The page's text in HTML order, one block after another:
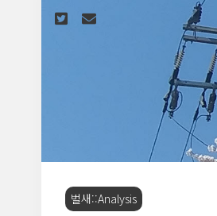
벌새::Analysis